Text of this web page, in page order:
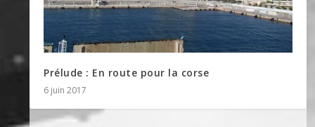
Prélude : En route pour la corse
6 juin 2017